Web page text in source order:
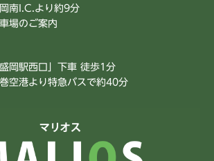
南I.C.より約9分
場のご案内
岡駅西口」下車 徒歩1分
空港より特急バスで約40分